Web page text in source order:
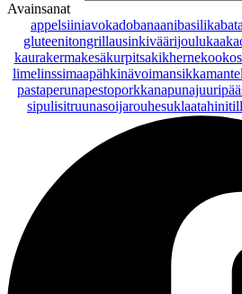
Avainsanat
appelsiiniavokadobanaanibasilika
gluteenitongrillausinkiväärijoulu
kaurakermakesäkurpitsakikherne
limelinssimaapähkinävoimansikka
pastaperunapestoporkkanapunajuuri
sipulisitruunasoijarouhesuklaatahini